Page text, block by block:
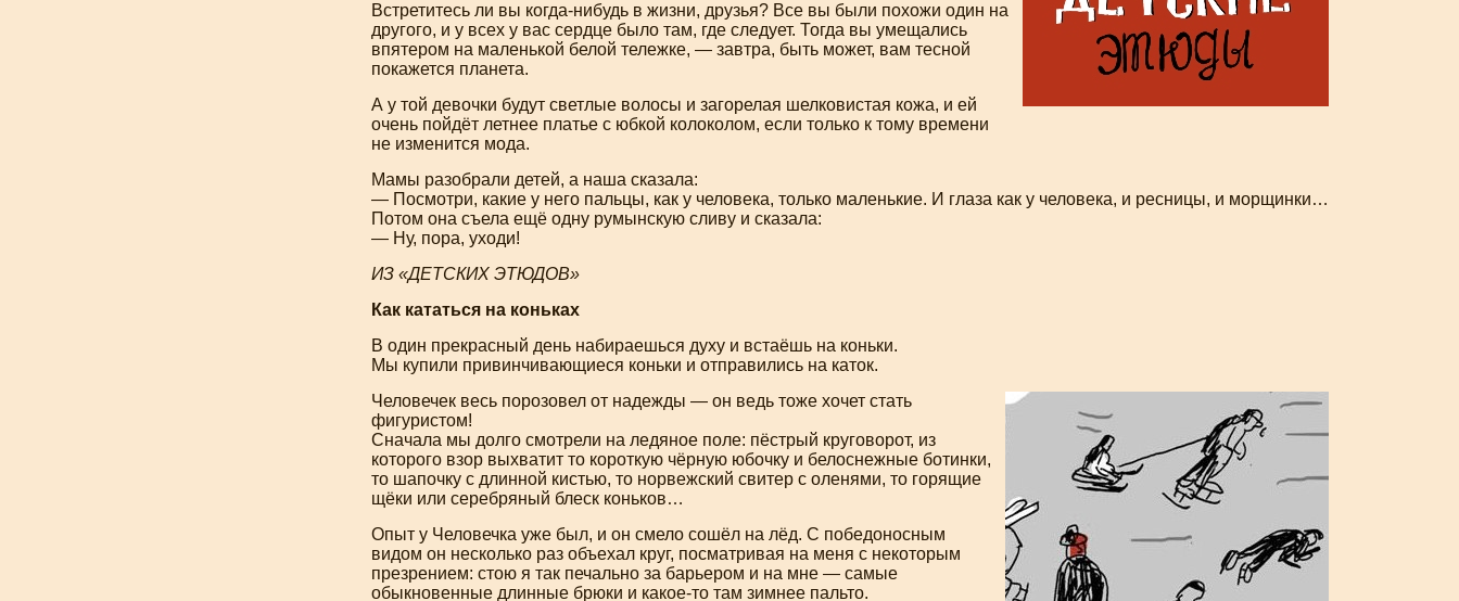
Встретитесь ли вы когда-нибудь в жизни, друзья? Все вы были похожи один на
другого, и у всех у вас сердце было там, где следует. Тогда вы умещались
впятером на маленькой белой тележке, — завтра, быть может, вам тесной
покажется планета.
А у той девочки будут светлые волосы и загорелая шелковистая кожа, и ей
очень пойдёт летнее платье с юбкой колоколом, если только к тому времени
не изменится мода.
Мамы разобрали детей, а наша сказала:
— Посмотри, какие у него пальцы, как у человека, только маленькие. И глаза как у человека, и ресницы, и морщинки…
Потом она съела ещё одну румынскую сливу и сказала:
— Ну, пора, уходи!
ИЗ «ДЕТСКИХ ЭТЮДОВ»
Как кататься на коньках
В один прекрасный день набираешься духу и встаёшь на коньки.
Мы купили привинчивающиеся коньки и отправились на каток.
Человечек весь порозовел от надежды — он ведь тоже хочет стать
фигуристом!
Сначала мы долго смотрели на ледяное поле: пёстрый круговорот, из
которого взор выхватит то короткую чёрную юбочку и белоснежные ботинки,
то шапочку с длинной кистью, то норвежский свитер с оленями, то горящие
щёки или серебряный блеск коньков…
Опыт у Человечка уже был, и он смело сошёл на лёд. С победоносным
видом он несколько раз объехал круг, посматривая на меня с некоторым
презрением: стою я так печально за барьером и на мне — самые
обыкновенные длинные брюки и какое-то там зимнее пальто.